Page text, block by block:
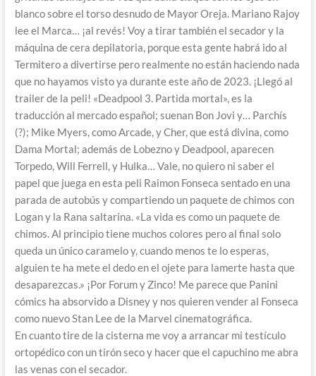
blanco sobre el torso desnudo de Mayor Oreja. Mariano Rajoy
lee el Marca… ¡al revés! Voy a tirar también el secador y la
máquina de cera depilatoria, porque esta gente habrá ido al
Termitero a divertirse pero realmente no están haciendo nada
que no hayamos visto ya durante este año de 2023. ¡Llegó al
trailer de la peli! «Deadpool 3. Partida mortal», es la
traducción al mercado español; suenan Bon Jovi y… Parchís
(?); Mike Myers, como Arcade, y Cher, que está divina, como
Dama Mortal; además de Lobezno y Deadpool, aparecen
Torpedo, Will Ferrell, y Hulka… Vale, no quiero ni saber el
papel que juega en esta peli Raimon Fonseca sentado en una
parada de autobús y compartiendo un paquete de chimos con
Logan y la Rana saltarina. «La vida es como un paquete de
chimos. Al principio tiene muchos colores pero al final solo
queda un único caramelo y, cuando menos te lo esperas,
alguien te ha mete el dedo en el ojete para lamerte hasta que
desaparezcas.» ¡Por Forum y Zinco! Me parece que Panini
cómics ha absorvido a Disney y nos quieren vender al Fonseca
como nuevo Stan Lee de la Marvel cinematográfica.
En cuanto tire de la cisterna me voy a arrancar mi testículo
ortopédico con un tirón seco y hacer que el capuchino me abra
las venas con el secador.